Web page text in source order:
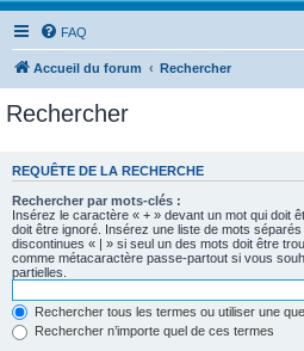
FAQ
Accueil du forum Rechercher
Rechercher
REQUÊTE DE LA RECHERCHE
Rechercher par mots-clés :
Insérez le caractère « + » devant un mot qui doit
doit être ignoré. Insérez une liste de mots
discontinues « | » si seul un des mots doit être
comme métacaractère passe-partout si vous
partielles.
Rechercher tous les termes ou utiliser une
Rechercher n’importe quel de ces termes